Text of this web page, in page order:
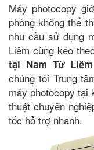
Máy photocopy
phòng không thể
nhu cầu sử dụng
Liêm cũng kéo
tại Nam Từ Liêm
chúng tôi Trung
máy photocopy tại
thuật chuyên
tốc hỗ trợ nhanh.